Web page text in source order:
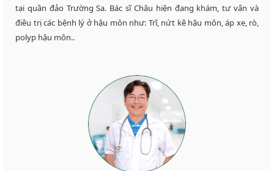
tại quần đảo Trường Sa. Bác sĩ Châu hiện đang khám, tư vấn và
điều trị các bệnh lý ở hậu môn như: Trĩ, nứt kẽ hậu môn, áp xe, rò,
polyp hậu môn..